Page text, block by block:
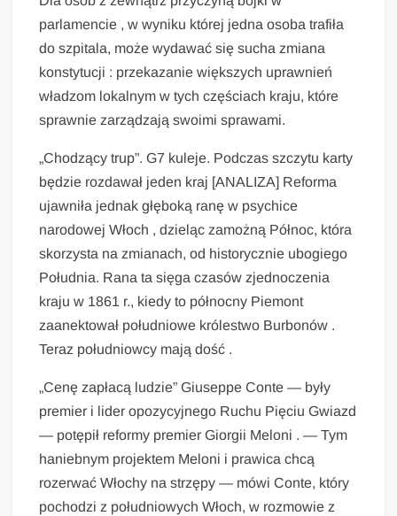
parlamencie , w wyniku której jedna osoba trafiła
do szpitala, może wydawać się sucha zmiana
konstytucji : przekazanie większych uprawnień
władzom lokalnym w tych częściach kraju, które
sprawnie zarządzają swoimi sprawami.
„Chodzący trup”. G7 kuleje. Podczas szczytu karty
będzie rozdawał jeden kraj [ANALIZA] Reforma
ujawniła jednak głęboką ranę w psychice
narodowej Włoch , dzieląc zamożną Północ, która
skorzysta na zmianach, od historycznie ubogiego
Południa. Rana ta sięga czasów zjednoczenia
kraju w 1861 r., kiedy to północny Piemont
zaanektował południowe królestwo Burbonów .
Teraz południowcy mają dość .
„Cenę zapłacą ludzie” Giuseppe Conte — były
premier i lider opozycyjnego Ruchu Pięciu Gwiazd
— potępił reformy premier Giorgii Meloni . — Tym
haniebnym projektem Meloni i prawica chcą
rozerwać Włochy na strzępy — mówi Conte, który
pochodzi z południowych Włoch, w rozmowie z